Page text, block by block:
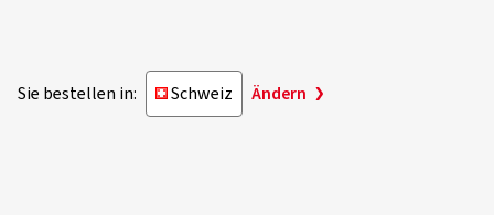
Sie bestellen in: Schweiz Ändern